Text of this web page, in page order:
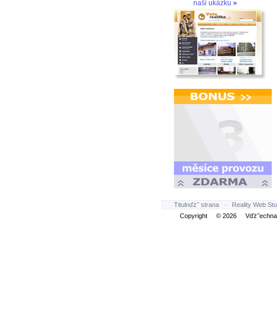
naši ukázku »
Titulnďż˝ strana · Reality Web
Copyright © 2026 Vďż˝echna